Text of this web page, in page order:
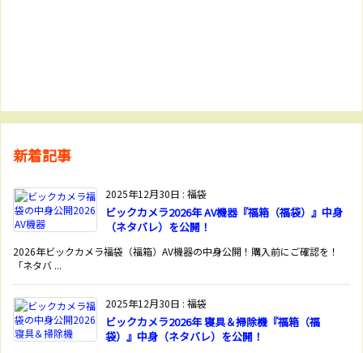
新着記事
2025年12月30日 : 福袋
ビックカメラ2026年 AV機器『福箱（福袋）』中身
（ネタバレ）を公開！
2026年ビックカメラ福袋（福箱）AV機器の中身公開！購入前にご確認を！
「ネタバ ...
2025年12月30日 : 福袋
ビックカメラ2026年 寝具＆掃除機『福箱（福
袋）』中身（ネタバレ）を公開！